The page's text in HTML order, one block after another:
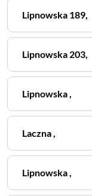
Lipnowska 189,
Lipnowska 203,
Lipnowska,
Laczna,
Lipnowska,